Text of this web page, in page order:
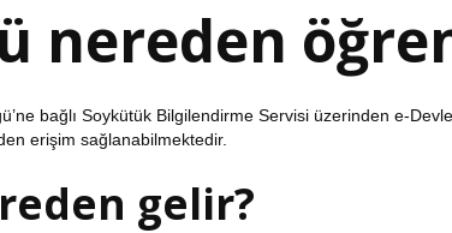
nereden
bağlı Soykütük Bilgilendirme Servisi üzerinden e-
erişim sağlanabilmektedir.
gelir?